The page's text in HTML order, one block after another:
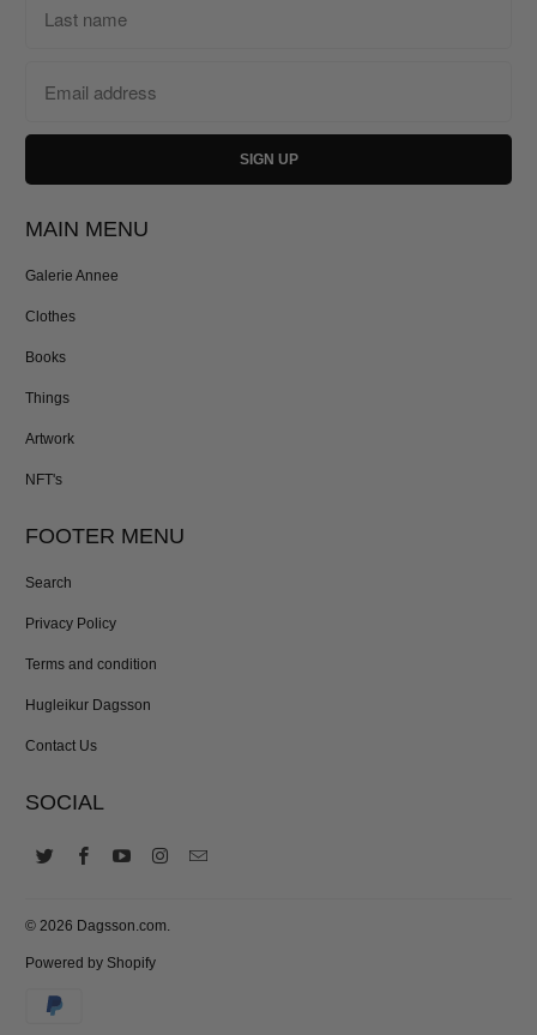
MAIN MENU
Galerie Annee
Clothes
Books
Things
Artwork
NFT's
FOOTER MENU
Search
Privacy Policy
Terms and condition
Hugleikur Dagsson
Contact Us
SOCIAL
© 2026 Dagsson.com.
Powered by Shopify